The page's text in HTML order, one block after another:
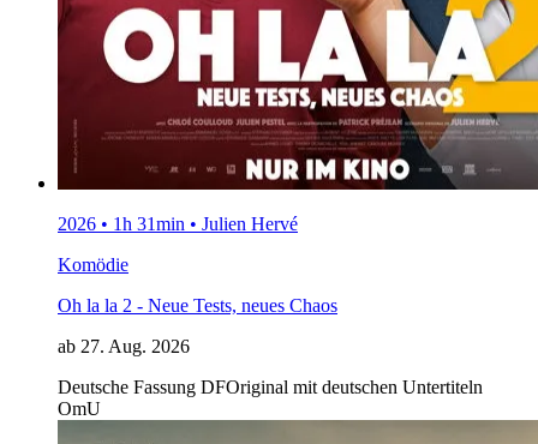
2026 • 1h 31min • Julien Hervé
Komödie
Oh la la 2 - Neue Tests, neues Chaos
ab 27. Aug. 2026
Deutsche Fassung DFOriginal mit deutschen Untertiteln
OmU